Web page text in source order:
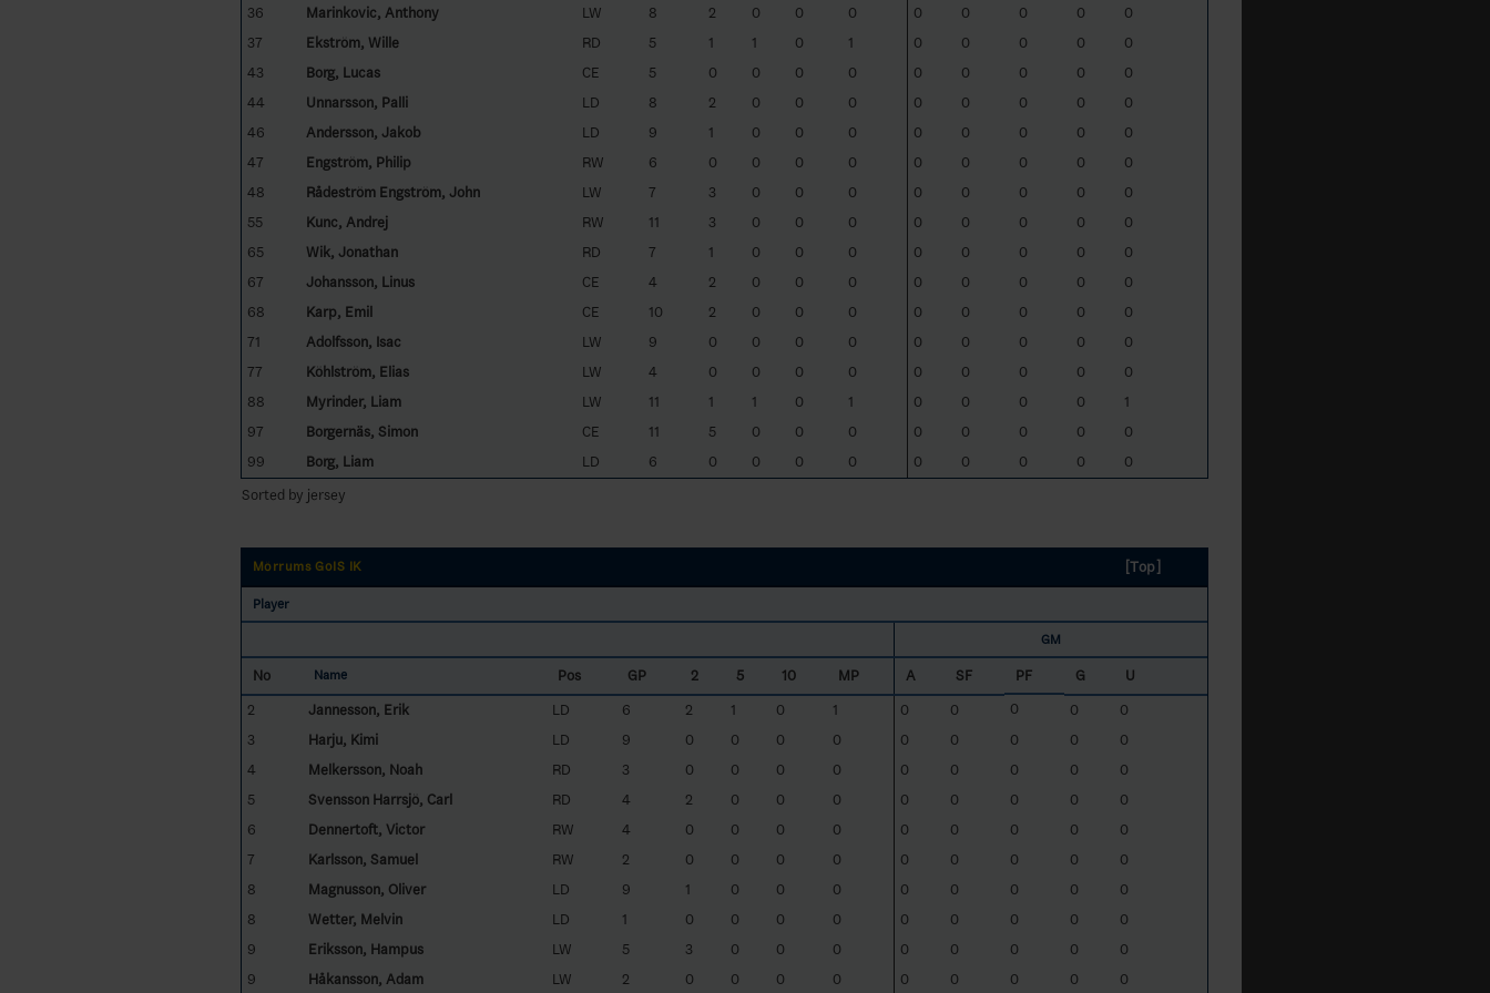
36
Marinkovic, Anthony LW 8 2 0 0 0 0 0 0 0
0
37
Ekström, Wille RD 5 1 1 0 1 0 0 0 0
0
43
Borg, Lucas CE 5 0 0 0 0 0 0 0 0
0
44
Unnarsson, Palli LD 8 2 0 0 0 0 0 0 0
0
46
Andersson, Jakob LD 9 1 0 0 0 0 0 0 0
0
47
Engström, Philip RW 6 0 0 0 0 0 0 0 0
0
48
Rådeström Engström, John LW 7 3 0 0 0 0 0 0 0
0
55
Kunc, Andrej RW 11 3 0 0 0 0 0 0 0
0
65
Wik, Jonathan RD 7 1 0 0 0 0 0 0 0
0
67
Johansson, Linus CE 4 2 0 0 0 0 0 0 0
0
68
Karp, Emil CE 10 2 0 0 0 0 0 0 0
0
71
Adolfsson, Isac LW 9 0 0 0 0 0 0 0 0
0
77
Köhlström, Elias LW 4 0 0 0 0 0 0 0 0
0
88
Myrinder, Liam LW 11 1 1 0 1 0 0 0 0
1
97
Borgernäs, Simon CE 11 5 0 0 0 0 0 0 0
0
99
Borg, Liam LD 6 0 0 0 0 0 0 0 0
0
Sorted by jersey
Mörrums GoIS IK [Top]
Player
GM
No Name Pos GP 2 5 10 MP A SF PF G
U
2
Jannesson, Erik LD 6 2 1 0 1 0 0 0 0
0
3
Harju, Kimi LD 9 0 0 0 0 0 0 0 0
0
4
Melkersson, Noah RD 3 0 0 0 0 0 0 0 0
0
5
Svensson Harrsjö, Carl RD 4 2 0 0 0 0 0 0 0
0
6
Dennertoft, Victor RW 4 0 0 0 0 0 0 0 0
0
7
Karlsson, Samuel RW 2 0 0 0 0 0 0 0 0
0
8
Magnusson, Oliver LD 9 1 0 0 0 0 0 0 0
0
8
Wetter, Melvin LD 1 0 0 0 0 0 0 0 0
0
9
Eriksson, Hampus LW 5 3 0 0 0 0 0 0 0
0
9
Håkansson, Adam LW 2 0 0 0 0 0 0 0 0 0